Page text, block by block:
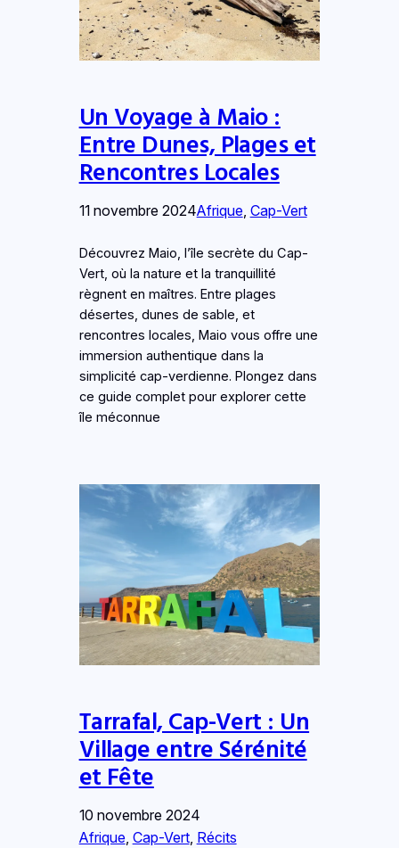
Un Voyage à Maio :
Entre Dunes, Plages et
Rencontres Locales
11 novembre 2024Afrique, Cap-Vert
Découvrez Maio, l’île secrète du Cap-
Vert, où la nature et la tranquillité
règnent en maîtres. Entre plages
désertes, dunes de sable, et
rencontres locales, Maio vous offre une
immersion authentique dans la
simplicité cap-verdienne. Plongez dans
ce guide complet pour explorer cette
île méconnue
Tarrafal, Cap-Vert : Un
Village entre Sérénité
et Fête
10 novembre 2024
Afrique, Cap-Vert, Récits